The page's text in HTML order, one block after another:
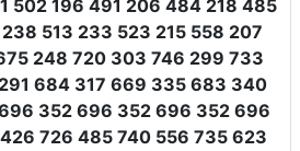
502 196 491 206 484 218 485
513 233 523 215 558 207
248 720 303 746 299 733
684 317 669 335 683 340
352 696 352 696 352 696
726 485 740 556 735 623